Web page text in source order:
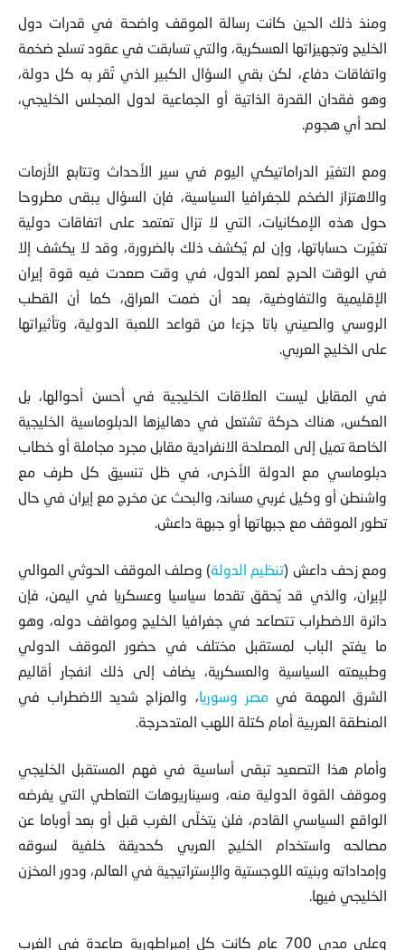
ومنذ ذلك الحين كانت رسالة الموقف واضحة في قدرات دول
الخليج وتجهيزاتها العسكرية، والتي تسابقت في عقود تسلح ضخمة
واتفاقات دفاع، لكن بقي السؤال الكبير الذي تُقر به كل دولة،
وهو فقدان القدرة الذاتية أو الجماعية لدول المجلس الخليجي،
لصد أي هجوم.
ومع التغيّر الدراماتيكي اليوم في سير الأحداث وتتابع الأزمات
والاهتزاز الضخم للجغرافيا السياسية، فإن السؤال يبقى مطروحا
حول هذه الإمكانيات، التي لا تزال تعتمد على اتفاقات دولية
تغيّرت حساباتها، وإن لم يُكشف ذلك بالضرورة، وقد لا يكشف إلا
في الوقت الحرج لعمر الدول، في وقت صعدت فيه قوة إيران
الإقليمية والتفاوضية، بعد أن ضمت العراق، كما أن القطب
الروسي والصيني باتا جزءا من قواعد اللعبة الدولية، وتأثيراتها
على الخليج العربي.
في المقابل ليست العلاقات الخليجية في أحسن أحوالها، بل
العكس، هناك حركة تشتعل في دهاليزها الدبلوماسية الخليجية
الخاصة تميل إلى المصلحة الانفرادية مقابل مجرد مجاملة أو خطاب
دبلوماسي مع الدولة الأخرى، في ظل تنسيق كل طرف مع
واشنطن أو وكيل غربي مساند، والبحث عن مخرج مع إيران في حال
تطور الموقف مع جبهاتها أو جبهة داعش.
ومع زحف داعش (تنظيم الدولة) وصلف الموقف الحوثي الموالي
لإيران، والذي قد يُحقق تقدما سياسيا وعسكريا في اليمن، فإن
دائرة الاضطراب تتصاعد في جغرافيا الخليج ومواقف دوله، وهو
ما يفتح الباب لمستقبل مختلف في حضور الموقف الدولي
وطبيعته السياسية والعسكرية، يضاف إلى ذلك انفجار أقاليم
الشرق المهمة فيمصر وسوريا، والمزاج شديد الاضطراب في
المنطقة العربية أمام كتلة اللهب المتدحرجة.
وأمام هذا التصعيد تبقى أساسية في فهم المستقبل الخليجي
وموقف القوة الدولية منه، وسيناريوهات التعاطي التي يفرضه
الواقع السياسي القادم، فلن يتخلّى الغرب قبل أو بعد أوباما عن
مصالحه واستخدام الخليج العربي كحديقة خلفية لسوقه
وإمداداته وبنيته اللوجستية والإستراتيجية في العالم، ودور المخزن
الخليجي فيها.
وعلى مدى 700 عام كانت كل إمبراطورية صاعدة في الغرب